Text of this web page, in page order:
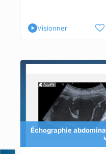
Visionner
Échographie